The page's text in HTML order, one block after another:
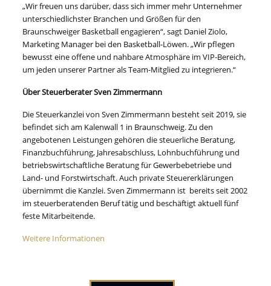
„Wir freuen uns darüber, dass sich immer mehr Unternehmer
unterschiedlichster Branchen und Größen für den
Braunschweiger Basketball engagieren“, sagt Daniel Ziolo,
Marketing Manager bei den Basketball-Löwen. „Wir pflegen
bewusst eine offene und nahbare Atmosphäre im VIP-Bereich,
um jeden unserer Partner als Team-Mitglied zu integrieren.“
Über Steuerberater Sven Zimmermann
Die Steuerkanzlei von Sven Zimmermann besteht seit 2019, sie
befindet sich am Kalenwall 1 in Braunschweig. Zu den
angebotenen Leistungen gehören die steuerliche Beratung,
Finanzbuchführung, Jahresabschluss, Lohnbuchführung und
betriebswirtschaftliche Beratung für Gewerbebetriebe und
Land- und Forstwirtschaft. Auch private Steuererklärungen
übernimmt die Kanzlei. Sven Zimmermann ist bereits seit 2002
im steuerberatenden Beruf tätig und beschäftigt aktuell fünf
feste Mitarbeitende.
Weitere Informationen